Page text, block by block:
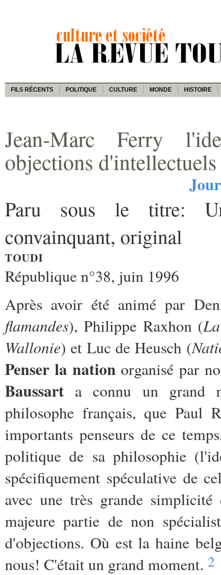
FILS RÉCENTS POLITIQUE CULTURE MONDE HISTOIRE
Jean-Marc Ferry
objections
Paru sous le titre:
convainquant, original
TOUDI
République n°38, juin 1996
Après avoir été animé par
flamandes), Philippe Raxhon (
Wallonie) et Luc de Heusch (
Penser la nation organisé par
Baussart a connu un grand
philosophe français, que Paul
importants penseurs de ce
politique de sa philosophie
spécifiquement spéculative de
avec une très grande
majeure partie de non
d'objections. Où est la haine
nous! C'était un grand moment. 2